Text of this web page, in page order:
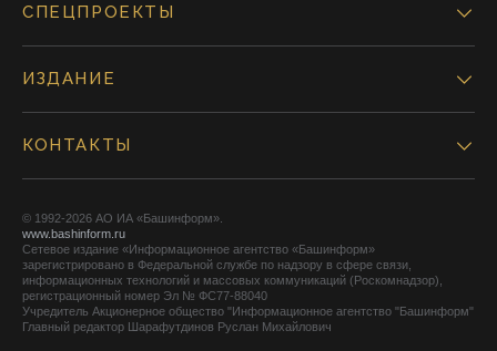
СПЕЦПРОЕКТЫ
ИЗДАНИЕ
КОНТАКТЫ
© 1992-2026 АО ИА «Башинформ».
www.bashinform.ru
Сетевое издание «Информационное агентство «Башинформ»
зарегистрировано в Федеральной службе по надзору в сфере связи,
информационных технологий и массовых коммуникаций (Роскомнадзор),
регистрационный номер Эл № ФС77-88040
Учредитель Акционерное общество "Информационное агентство "Башинформ"
Главный редактор Шарафутдинов Руслан Михайлович